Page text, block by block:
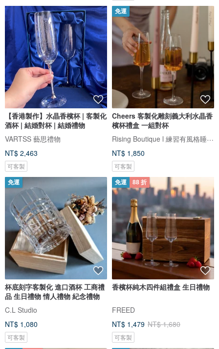
【香港製作】水晶香檳杯 | 客製化
酒杯 | 結婚對杯 | 結婚禮物
VARTSS 藝思禮物
NT$ 2,463
可客製
免運
Cheers 客製化雕刻義大利水晶香
檳杯禮盒 一組對杯
Rising Boutique l 練習有風格睡衣設計
NT$ 1,850
可客製
免運
杯底刻字客製化 進口酒杯 工商禮
品 生日禮物 情人禮物 紀念禮物
C.L Studio
NT$ 1,080
可客製
免運 88 折
香檳杯純木四件組禮盒 生日禮物
FREED
NT$ 1,479 NT$ 1,680
可客製